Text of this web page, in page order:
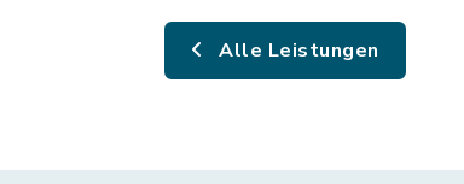
Alle Leistungen